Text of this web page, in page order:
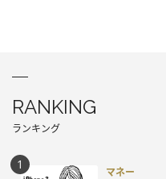
RANKING
ランキング
マネー